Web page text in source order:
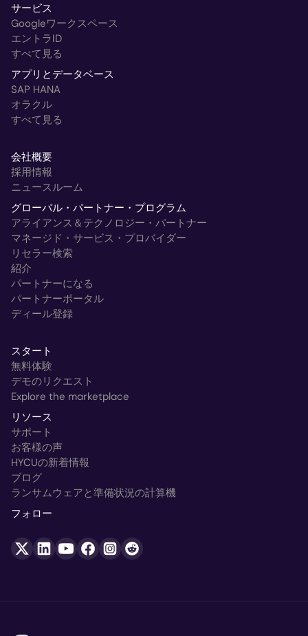
サービス
Googleワークスペース
エントラID
すべて見る
アプリとデータベース
SAP HANA
オラクル
すべて見る
会社概要
採用情報
ニュースルーム
グローバル・パートナー・プログラム
アライアンス＆テクノロジー・パートナー
マネージド・サービス・プロバイダー
リセラー検索
紹介
パートナーになる
パートナーポータル
ディール登録
スタート
無料体験
デモのリクエスト
Explore the marketplace
リソース
サポート
お客様の声
HYCUの新着情報
ブログ
ランサムウェアと準備状況の計算機
フォロー